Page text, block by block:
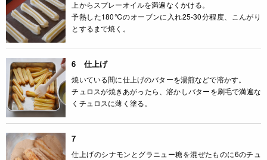
上からスプレーオイルを満遍なくかける。
予熱した180℃のオーブンに入れ25-30分程度、こんがり
とするまで焼く。
6 仕上げ
焼いている間に仕上げのバターを湯煎などで溶かす。
チュロスが焼きあがったら、溶かしバターを刷毛で満遍な
くチュロスに薄く塗る。
7
仕上げのシナモンとグラニュー糖を混ぜたものに6のチュ